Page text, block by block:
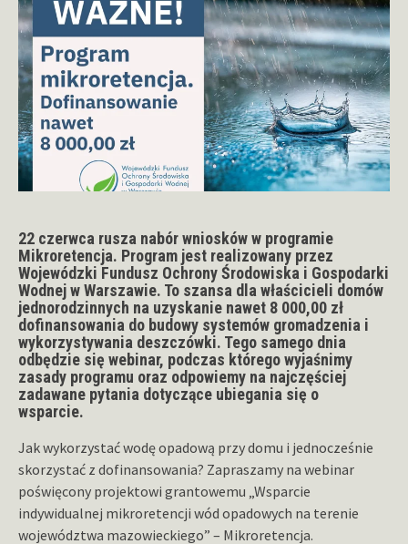
22 czerwca rusza nabór wniosków w programie
Mikroretencja. Program jest realizowany przez
Wojewódzki Fundusz Ochrony Środowiska i Gospodarki
Wodnej w Warszawie. To szansa dla właścicieli domów
jednorodzinnych na uzyskanie nawet 8 000,00 zł
dofinansowania do budowy systemów gromadzenia i
wykorzystywania deszczówki. Tego samego dnia
odbędzie się webinar, podczas którego wyjaśnimy
zasady programu oraz odpowiemy na najczęściej
zadawane pytania dotyczące ubiegania się o
wsparcie.
Jak wykorzystać wodę opadową przy domu i jednocześnie
skorzystać z dofinansowania? Zapraszamy na webinar
poświęcony projektowi grantowemu „Wsparcie
indywidualnej mikroretencji wód opadowych na terenie
województwa mazowieckiego” – Mikroretencja.